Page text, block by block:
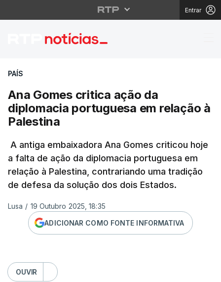
Entrar
Ana Gomes critica
PAÍS
Ana Gomes critica ação da
diplomacia portuguesa em relação à
Palestina
A antiga embaixadora Ana Gomes criticou hoje
a falta de ação da diplomacia portuguesa em
relação à Palestina, contrariando uma tradição
de defesa da solução dos dois Estados.
Lusa / 19 Outubro 2025, 18:35
ADICIONAR COMO FONTE INFORMATIVA
OUVIR